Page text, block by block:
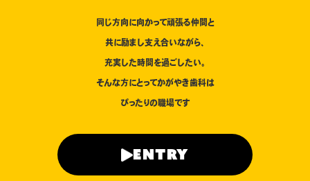
同じ方向に向かって頑張る仲間と
共に励まし支え合いながら、
充実した時間を過ごしたい。
そんな方にとってかがやき歯科は
ぴったりの職場です
entry